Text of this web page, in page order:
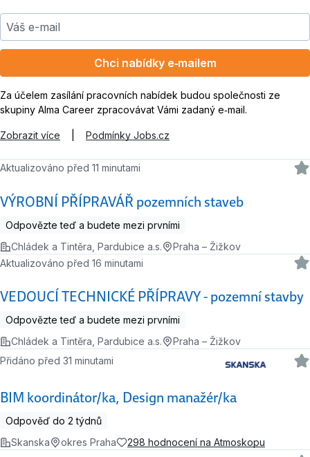
Váš e-mail
Chci nabídky e‑mailem
Za účelem zasílání pracovních nabídek budou společnosti ze
skupiny Alma Career zpracovávat Vámi zadaný e‑mail.
Zobrazit více Podmínky Jobs.cz
VÝROBNÍ PŘÍPRAVÁŘ pozemních staveb
Aktualizováno před 11 minutami
Odpovězte teď a budete mezi prvními
Chládek a Tintěra, Pardubice a.s.
Praha – Žižkov
VEDOUCÍ TECHNICKÉ PŘÍPRAVY - pozemní stavby
Aktualizováno před 16 minutami
Odpovězte teď a budete mezi prvními
Chládek a Tintěra, Pardubice a.s.
Praha – Žižkov
BIM koordinátor/ka, Design manažér/ka
Přidáno před 31 minutami
Odpověď do 2 týdnů
Skanska
okres Praha
298 hodnocení na Atmoskopu